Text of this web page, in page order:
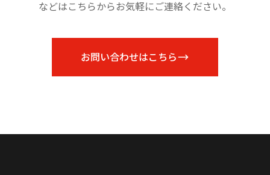
などはこちらからお気軽にご連絡ください。
お問い合わせはこちら